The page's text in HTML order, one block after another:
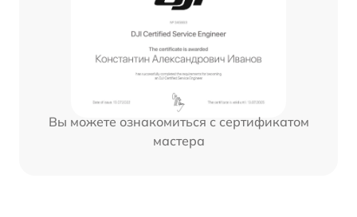
Вы можете ознакомиться с сертификатом
мастера